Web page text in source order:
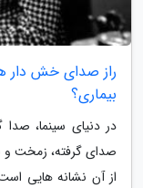
راز صدای خش دار
بیماری؟
در دنیای سینما، صدا
از آن نشانه هایی